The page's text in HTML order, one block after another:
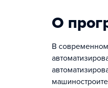
О
В современном